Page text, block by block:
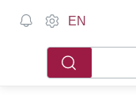
EN